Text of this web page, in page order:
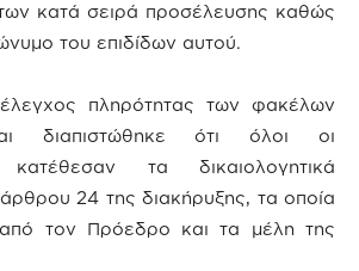
κατά σειρά προσέλευσης καθώς
του επιδίδων αυτού.
πληρότητας των φακέλων
διαπιστώθηκε ότι όλοι οι
κατέθεσαν τα δικαιολογητικά
24 της διακήρυξης, τα οποία
τον Πρόεδρο και τα μέλη της